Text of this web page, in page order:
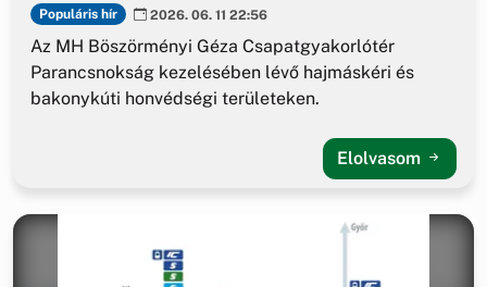
Populáris hír 2026. 06. 11 22:56
Az MH Böszörményi Géza Csapatgyakorlótér
Parancsnokság kezelésében lévő hajmáskéri és
bakonykúti honvédségi területeken.
Elolvasom